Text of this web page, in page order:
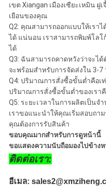
เขต Xiangan เมืองเซียะเหมิน
เยือนของคุณ
Q2: คุณสามารถออกแบบให้เราไ
ได้ แน่นอน เราสามารถพิมพ์โ
ได้
Q3: ฉันสามารถคาดหวังว่าจะไ
จะพร้อมสำหรับการจัดส่งใน 3-
Q4: ปริมาณการสั่งซื้อขั้นต่ำคือเท่
ปริมาณการสั่งซื้อขั้นต่ำของเรา
Q5: ระยะเวลาในการผลิตเป็นจ
เราขอแนะนำให้คุณเริ่มสอบถา
คุณต้องการรับสินค้า
ขอบคุณมากสำหรับการดูหน้านี้
ขอแสดงความนับถือมองไปข้างห
ติดต่อเรา:
อีเมล: